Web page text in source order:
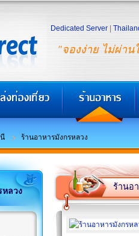
"จองง่าย ไม่ผ่าน
Dedicated Server
ร้านอาหารมังกรหลวง
หลวง ร้านอ